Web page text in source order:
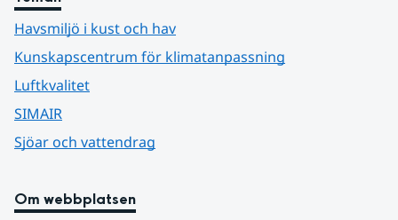
Havsmiljö i kust och hav
Kunskapscentrum för klimatanpassning
Luftkvalitet
SIMAIR
Sjöar och vattendrag
Om webbplatsen